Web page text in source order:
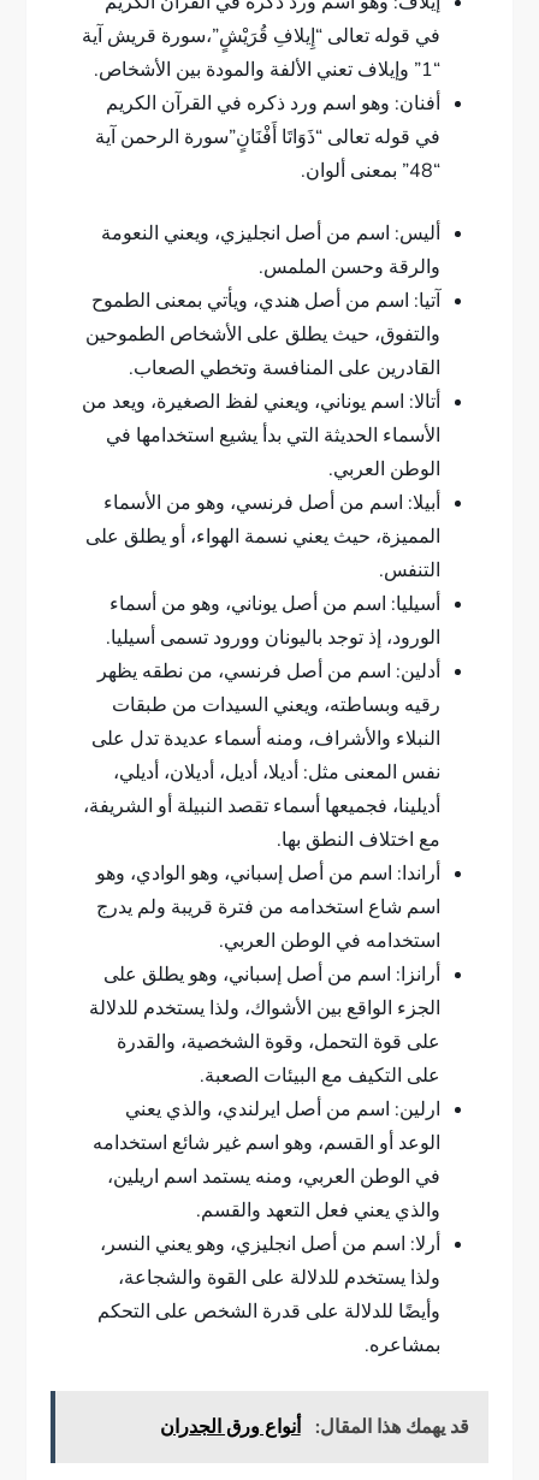
في قوله تعالى “إِيلافِ قُرَيْشٍ”،سورة قريش آية
“1” وإيلاف تعني الألفة والمودة بين الأشخاص.
أفنان: وهو اسم ورد ذكره في القرآن الكريم
في قوله تعالى “ذَوَاتَا أَفْنَانٍ”سورة الرحمن آية
“48” بمعنى ألوان.
أليس: اسم من أصل انجليزي، ويعني النعومة
والرقة وحسن الملمس.
آتيا: اسم من أصل هندي، ويأتي بمعنى الطموح
والتفوق، حيث يطلق على الأشخاص الطموحين
القادرين على المنافسة وتخطي الصعاب.
أتالا: اسم يوناني، ويعني لفظ الصغيرة، ويعد من
الأسماء الحديثة التي بدأ يشيع استخدامها في
الوطن العربي.
أبيلا: اسم من أصل فرنسي، وهو من الأسماء
المميزة، حيث يعني نسمة الهواء، أو يطلق على
التنفس.
أسيليا: اسم من أصل يوناني، وهو من أسماء
الورود، إذ توجد باليونان وورود تسمى أسيليا.
أدلين: اسم من أصل فرنسي، من نطقه يظهر
رقيه وبساطته، ويعني السيدات من طبقات
النبلاء والأشراف، ومنه أسماء عديدة تدل على
نفس المعنى مثل: أديلا، أديل، أديلان، أديلي،
أديلينا، فجميعها أسماء تقصد النبيلة أو الشريفة،
مع اختلاف النطق بها.
أراندا: اسم من أصل إسباني، وهو الوادي، وهو
اسم شاع استخدامه من فترة قريبة ولم يدرج
استخدامه في الوطن العربي.
أرانزا: اسم من أصل إسباني، وهو يطلق على
الجزء الواقع بين الأشواك، ولذا يستخدم للدلالة
على قوة التحمل، وقوة الشخصية، والقدرة
على التكيف مع البيئات الصعبة.
ارلين: اسم من أصل ايرلندي، والذي يعني
الوعد أو القسم، وهو اسم غير شائع استخدامه
في الوطن العربي، ومنه يستمد اسم اريلين،
والذي يعني فعل التعهد والقسم.
أرلا: اسم من أصل انجليزي، وهو يعني النسر،
ولذا يستخدم للدلالة على القوة والشجاعة،
وأيضًا للدلالة على قدرة الشخص على التحكم
بمشاعره.
قد يهمك هذا المقال: أنواع ورق الجدران